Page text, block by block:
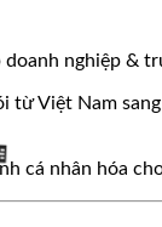
nghiệp &
Việt Nam sang
cá nhân hóa